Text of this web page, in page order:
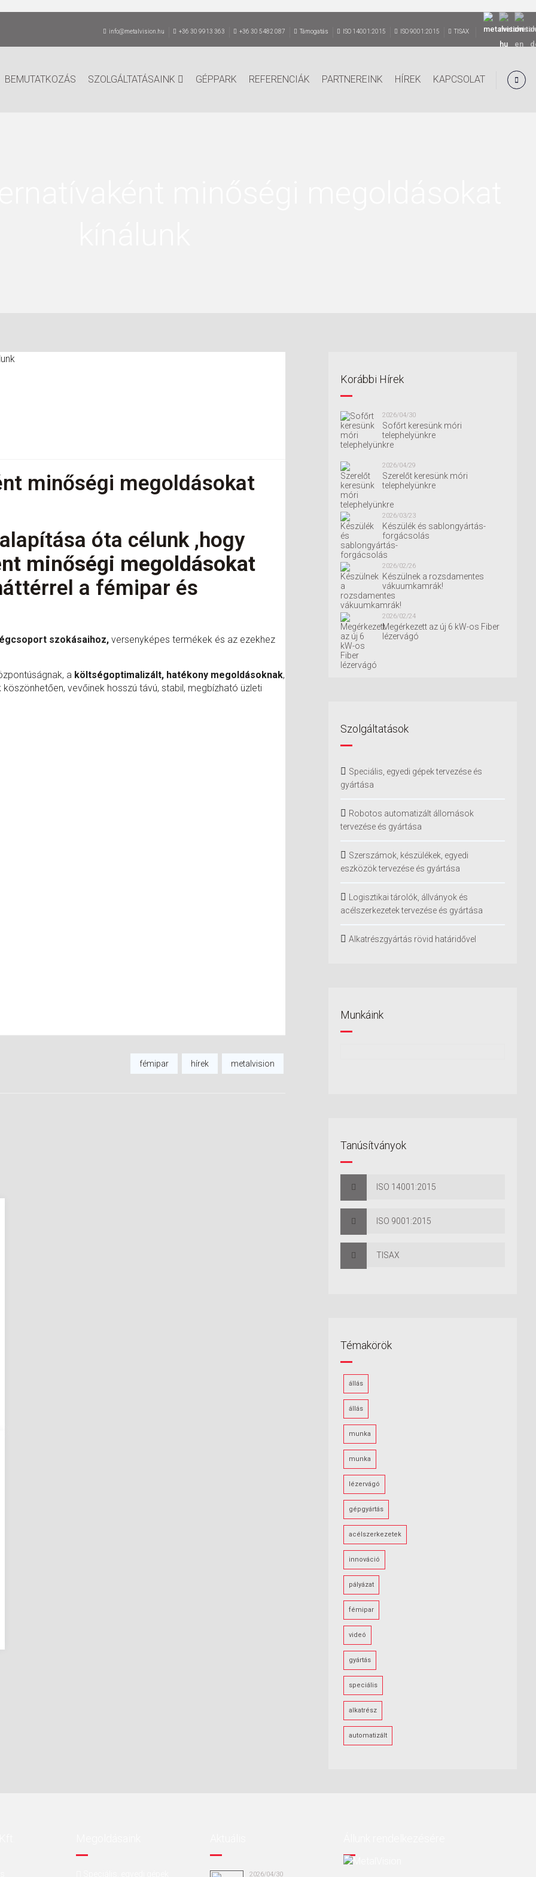
info@metalvision.hu +36 30 9913 363 +36 30 5482 087 Támogatás ISO 14001:2015 ISO 9001:2015 TISAX
BEMUTATKOZÁS SZOLGÁLTATÁSAINK GÉPPARK REFERENCIÁK PARTNEREINK HÍREK KAPCSOLAT
minőségi megoldásokat
óta célunk ,hogy
minőségi megoldásokat
a fémipar és
szokásaihoz, versenyképes termékek és az ezekhez
a költségoptimalizált, hatékony megoldásoknak,
vevőinek hosszú távú, stabil, megbízható üzleti
fémipar hírek metalvision
Korábbi Hírek
2026/04/30
Sofőrt keresünk móri
telephelyünkre
2026/04/29
Szerelőt keresünk móri
telephelyünkre
2026/03/23
Készülék és sablongyártás-
forgácsolás
2026/02/26
Készülnek a rozsdamentes
vákuumkamrák!
2026/02/24
Megérkezett az új 6 kW-os Fiber
lézervágó
Szolgáltatások
Speciális, egyedi gépek tervezése és
gyártása
Robotos automatizált állomások
tervezése és gyártása
Szerszámok, készülékek, egyedi
eszközök tervezése és gyártása
Logisztikai tárolók, állványok és
acélszerkezetek tervezése és gyártása
Alkatrészgyártás rövid határidővel
Munkáink
Tanúsítványok
ISO 14001:2015
ISO 9001:2015
TISAX
Témakörök
állás
állás
munka
munka
lézervágó
gépgyártás
acélszerkezetek
innováció
pályázat
fémipar
videó
gyártás
speciális
alkatrész
automatizált
2026/04/30